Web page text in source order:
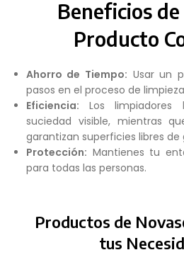
Beneficios
Producto
Ahorro de Tiempo: Usar un
pasos en el proceso de
Eficiencia: Los limpiadores
suciedad visible, mientras
garantizan superficies libres de
Protección: Mantienes tu
para todas las personas.
Productos de
tus